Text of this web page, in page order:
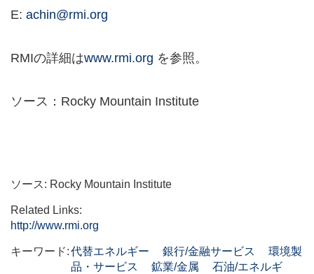
E: achin@rmi.org
RMIの詳細はwww.rmi.org を参照。
ソース：Rocky Mountain Institute
ソース: Rocky Mountain Institute
Related Links:
http://www.rmi.org
キーワード:代替エネルギー 銀行/金融サービス
環境製
品・サービス
鉱業/金属 石油/エネルギ